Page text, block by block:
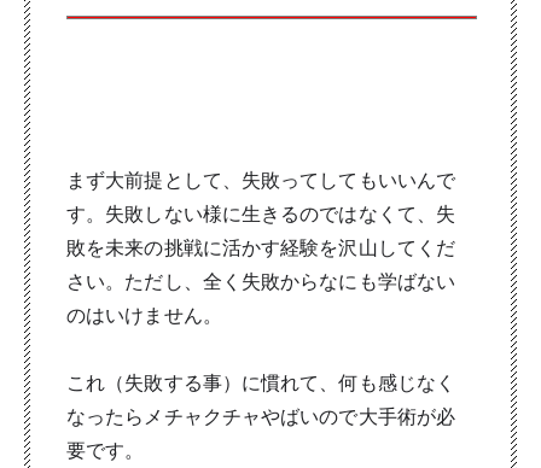
まず大前提として、失敗ってしてもいいんで
す。失敗しない様に生きるのではなくて、失
敗を未来の挑戦に活かす経験を沢山してくだ
さい。ただし、全く失敗からなにも学ばない
のはいけません。
これ（失敗する事）に慣れて、何も感じなく
なったらメチャクチャやばいので大手術が必
要です。